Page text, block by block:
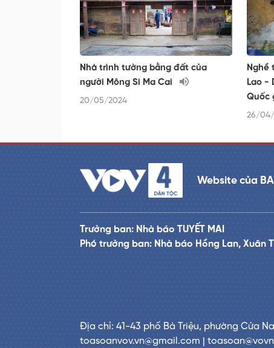
Nhà trình tường bằng đất của
người Mông Si Ma Cai
20/05/2024
Nghề
Lao -
Quốc
26/
Website của
Trưởng ban: Nhà báo TUYẾT MAI
Phó trưởng ban: Nhà báo Hồng Lan, Xuân
Địa chỉ: 41-43 phố Bà Triệu, phường Cửa
toasoanvov.vn@gmail.com |